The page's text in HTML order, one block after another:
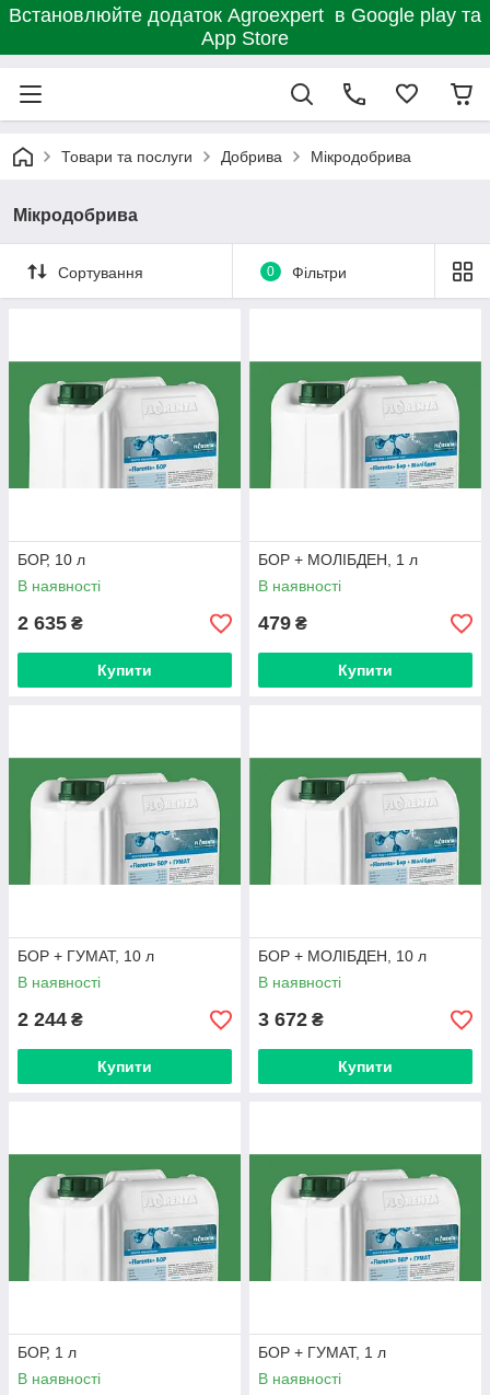
Встановлюйте додаток Agroexpert в Google play та
App Store
Товари та послуги Добрива Мікродобрива
Мікродобрива
Сортування 0 Фільтри
БОР, 10 л
В наявності
2 635 ₴
Купити
БОР + МОЛІБДЕН, 1 л
В наявності
479 ₴
Купити
БОР + ГУМАТ, 10 л
В наявності
2 244 ₴
Купити
БОР + МОЛІБДЕН, 10 л
В наявності
3 672 ₴
Купити
БОР, 1 л
В наявності
БОР + ГУМАТ, 1 л
В наявності